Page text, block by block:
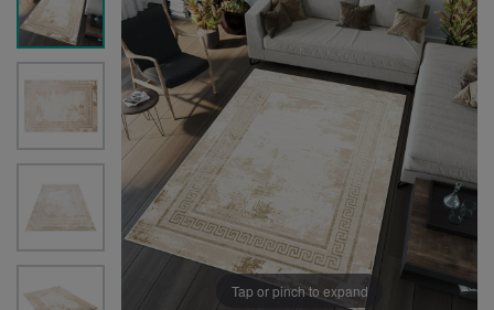
Tap or pinch to expand